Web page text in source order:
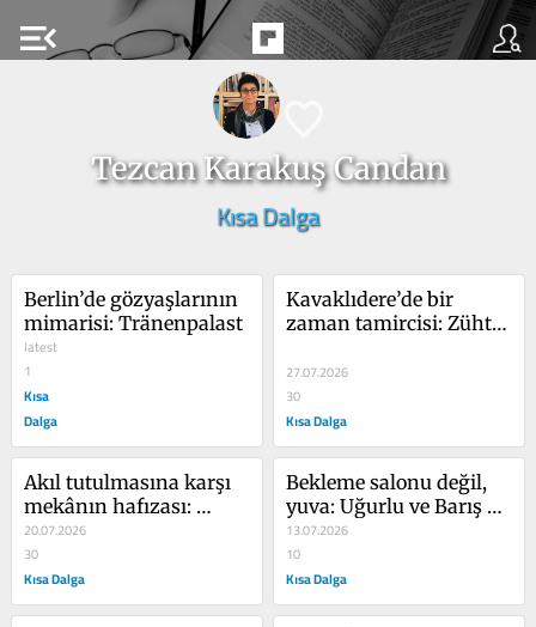
menu_open
Tezcan Karakuş Candan
Kısa Dalga
Berlin’de gözyaşlarının
mimarisi: Tränenpalast
latest
1
Kısa
Dalga
Kavaklıdere’de bir
zaman tamircisi: Zühtü
27.07.2026
30
Kısa Dalga
Akıl tutulmasına karşı
mekânın hafızası:
Atatürk Orman
Çiftliği’nde yeni
betonlaşma ​​​​​​​
20.07.2026
30
Kısa Dalga
Bekleme salonu değil,
yuva: Uğurlu ve Barış
Apartmanı
13.07.2026
10
Kısa Dalga